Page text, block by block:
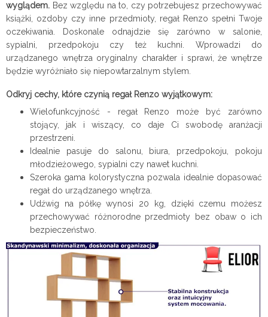
wyglądem. Bez względu na to, czy potrzebujesz przechowywać
książki, ozdoby czy inne przedmioty, regał Renzo spełni Twoje
oczekiwania. Doskonale odnajdzie się zarówno w salonie,
sypialni, przedpokoju czy też kuchni. Wprowadzi do
urządzanego wnętrza oryginalny charakter i sprawi, że wnętrze
będzie wyróżniało się niepowtarzalnym stylem.
Odkryj cechy, które czynią regał Renzo wyjątkowym:
Wielofunkcyjność - regał Renzo może być zarówno
stojący, jak i wiszący, co daje Ci swobodę aranżacji
przestrzeni.
Idealnie pasuje do salonu, biura, przedpokoju, pokoju
młodzieżowego, sypialni czy nawet kuchni.
Szeroka gama kolorystyczna pozwala idealnie dopasować
regał do urządzanego wnętrza.
Udźwig na półkę wynosi 20 kg, dzięki czemu możesz
przechowywać różnorodne przedmioty bez obaw o ich
bezpieczeństwo.